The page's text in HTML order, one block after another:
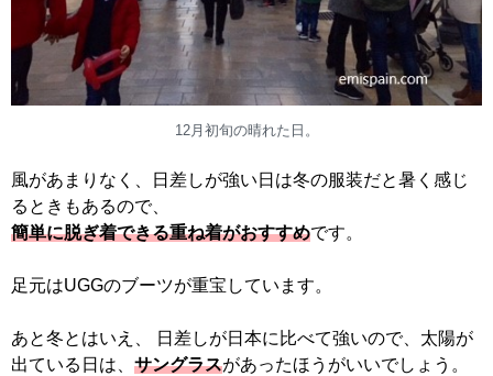
12月初旬の晴れた日。
風があまりなく、日差しが強い日は冬の服装だと暑く感じ
るときもあるので、
簡単に脱ぎ着できる重ね着がおすすめです。
足元はUGGのブーツが重宝しています。
あと冬とはいえ、 日差しが日本に比べて強いので、太陽が
出ている日は、 サングラスがあったほうがいいでしょう。